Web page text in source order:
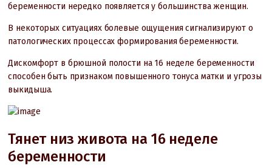
беременности нередко появляется у большинства женщин.
В некоторых ситуациях болевые ощущения сигнализируют о
патологических процессах формирования беременности.
Дискомфорт в брюшной полости на 16 неделе беременности
способен быть признаком повышенного тонуса матки и угрозы
выкидыша.
Тянет низ живота на 16 неделе
беременности